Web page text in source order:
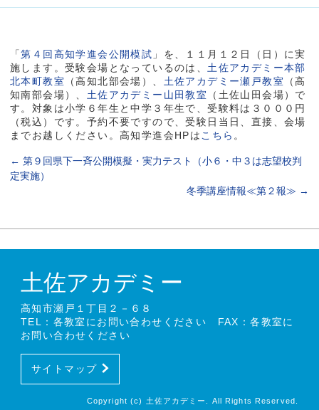
「第４回高知学進会公開模試 」を、１１月１２日（日）に実
施します。受験会場となっているのは、 土佐アカデミー本部
北本町教室
（高知北部会場）、 土佐アカデミー瀬戸教室
（高
知南部会場）、 土佐アカデミー山田教室
（土佐山田会場）で
す。対象は小学６年生と中学３年生で、受験料は３０００円
（税込）です。予約不要ですので、受験日当日、直接、会場
までお越しください。高知学進会HPは こちら 。
← 第９回県下一斉公開模擬・実力テスト（小６・中３は志望校判
定実施）
冬季講座情報≪第２報≫ →
土佐アカデミー
高知市瀬戸１丁目２－６８
TEL：各教室にお問い合わせください FAX：各教室に
お問い合わせください
サイトマップ
Copyright (c) 土佐アカデミー. All Rights Reserved.